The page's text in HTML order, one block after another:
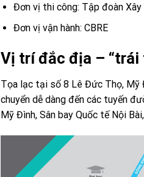
Đơn vị thi công: Tập đoàn
Đơn vị vận hành: CBRE
Vị trí đắc địa – “trái
Tọa lạc tại số 8 Lê Đức Thọ, Mỹ
chuyển dễ dàng đến các tuyến
Mỹ Đình, Sân bay Quốc tế Nội